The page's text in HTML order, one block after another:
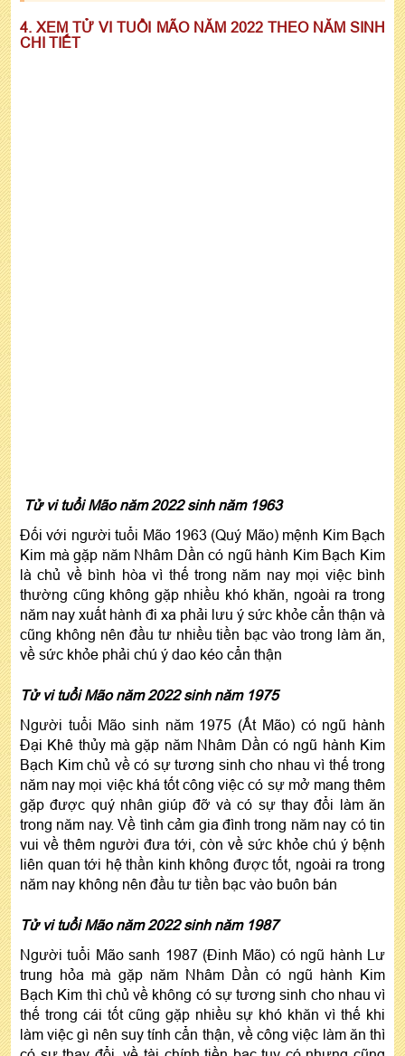
4. XEM TỬ VI TUỔI MÃO NĂM 2022 THEO NĂM SINH
CHI TIẾT
Tử vi tuổi Mão năm 2022 sinh năm 1963
Đối với người tuổi Mão 1963 (Quý Mão) mệnh Kim Bạch
Kim mà gặp năm Nhâm Dần có ngũ hành Kim Bạch Kim
là chủ về bình hòa vì thế trong năm nay mọi việc bình
thường cũng không gặp nhiều khó khăn, ngoài ra trong
năm nay xuất hành đi xa phải lưu ý sức khỏe cẩn thận và
cũng không nên đầu tư nhiều tiền bạc vào trong làm ăn,
về sức khỏe phải chú ý dao kéo cẩn thận
Tử vi tuổi Mão năm 2022 sinh năm 1975
Người tuổi Mão sinh năm 1975 (Ất Mão) có ngũ hành
Đại Khê thủy mà gặp năm Nhâm Dần có ngũ hành Kim
Bạch Kim chủ về có sự tương sinh cho nhau vì thế trong
năm nay mọi việc khá tốt công việc có sự mở mang thêm
gặp được quý nhân giúp đỡ và có sự thay đổi làm ăn
trong năm nay. Về tình cảm gia đình trong năm nay có tin
vui về thêm người đưa tới, còn về sức khỏe chú ý bệnh
liên quan tới hệ thần kinh không được tốt, ngoài ra trong
năm nay không nên đầu tư tiền bạc vào buôn bán
Tử vi tuổi Mão năm 2022 sinh năm 1987
Người tuổi Mão sanh 1987 (Đinh Mão) có ngũ hành Lư
trung hỏa mà gặp năm Nhâm Dần có ngũ hành Kim
Bạch Kim thì chủ về không có sự tương sinh cho nhau vì
thế trong cái tốt cũng gặp nhiều sự khó khăn vì thế khi
làm việc gì nên suy tính cẩn thận, về công việc làm ăn thì